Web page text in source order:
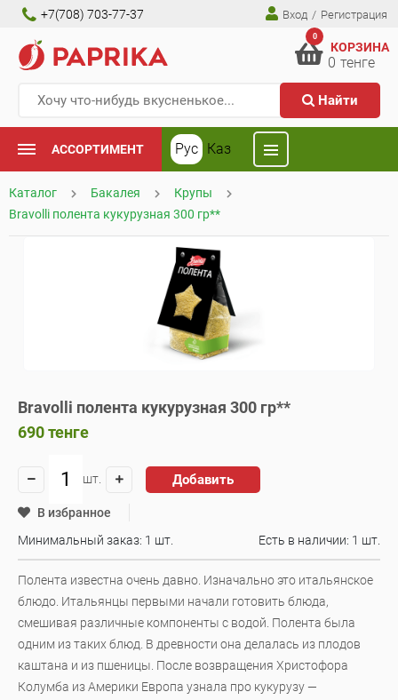
+7(708) 703-77-37 Вход / Регистрация
Найти
0
КОРЗИНА
0 тенге
АССОРТИМЕНТ Рус Каз
Каталог Бакалея
Крупы
Bravolli полента кукурузная 300 гр**
Bravolli полента кукурузная 300 гр**
690тенге
шт. Добавить
В избранное
Минимальный заказ: 1 шт.
Есть в наличии: 1 шт.
Полента известна очень давно. Изначально это итальянское
блюдо. Итальянцы первыми начали готовить блюда,
смешивая различные компоненты с водой. Полента была
одним из таких блюд. В древности она делалась из плодов
каштана и из пшеницы. После возвращения Христофора
Колумба из Америки Европа узнала про кукурузу —